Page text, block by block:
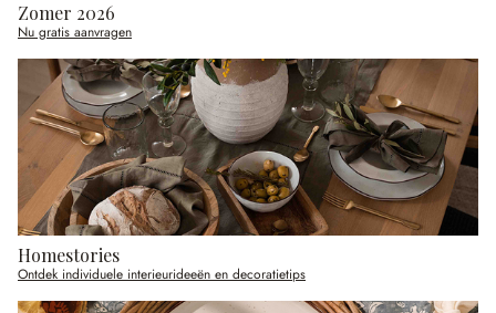
Zomer 2026
Nu gratis aanvragen
Homestories
Ontdek individuele interieurideeën en decoratietips